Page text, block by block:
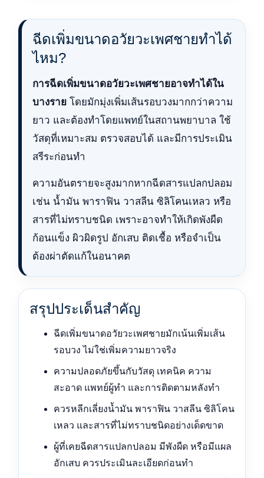
ฉีดเพิ่มขนาดอวัยวะเพศชายทำได้
ไหม?
การฉีดเพิ่มขนาดอวัยวะเพศชายอาจทำได้ใน
บางราย โดยมักมุ่งเพิ่มเส้นรอบวงมากกว่าความ
ยาว และต้องทำโดยแพทย์ในสถานพยาบาล ใช้
วัสดุที่เหมาะสม ตรวจสอบได้ และมีการประเมิน
สรีระก่อนทำ
ความอันตรายจะสูงมากหากฉีดสารแปลกปลอม
เช่น น้ำมัน พาราฟิน วาสลีน ซิลิโคนเหลว หรือ
สารที่ไม่ทราบชนิด เพราะอาจทำให้เกิดพังผืด
ก้อนแข็ง ผิวผิดรูป อักเสบ ติดเชื้อ หรือจำเป็น
ต้องผ่าตัดแก้ในอนาคต
สรุปประเด็นสำคัญ
ฉีดเพิ่มขนาดอวัยวะเพศชายมักเน้นเพิ่มเส้น
รอบวง ไม่ใช่เพิ่มความยาวจริง
ความปลอดภัยขึ้นกับวัสดุ เทคนิค ความ
สะอาด แพทย์ผู้ทำ และการติดตามหลังทำ
ควรหลีกเลี่ยงน้ำมัน พาราฟิน วาสลีน ซิลิโคน
เหลว และสารที่ไม่ทราบชนิดอย่างเด็ดขาด
ผู้ที่เคยฉีดสารแปลกปลอม มีพังผืด หรือมีแผล
อักเสบ ควรประเมินละเอียดก่อนทำ